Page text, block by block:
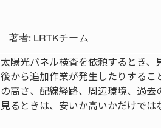
著者: LRTKチーム
太陽光パネル検査を依頼するとき、
後から追加作業が発生したりする
の高さ、配線経路、周辺環境、過
見るときは、安いか高いかだけでは